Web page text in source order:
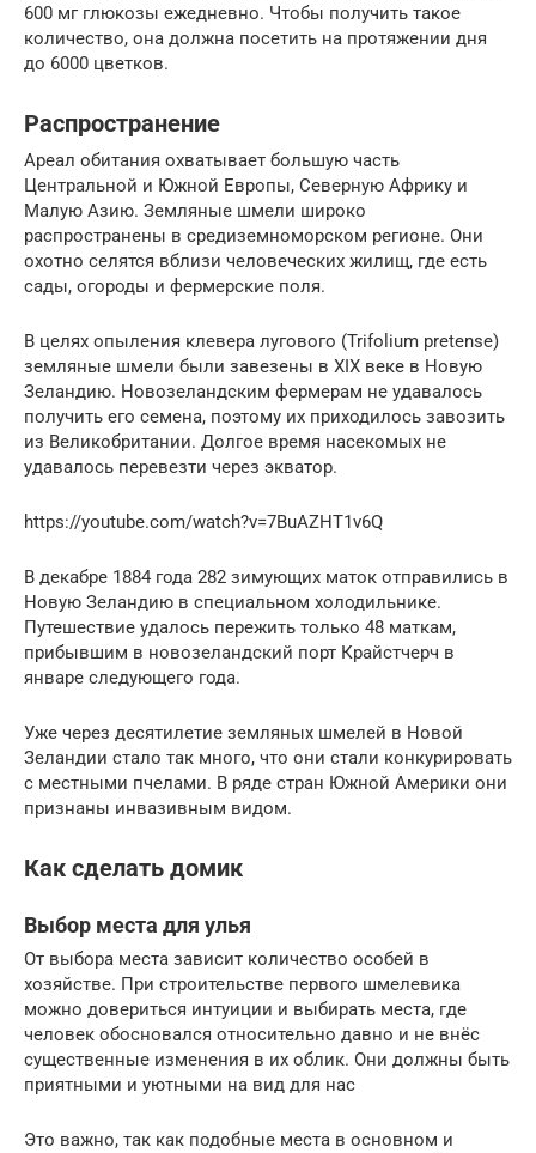
600 мг глюкозы ежедневно. Чтобы получить такое
количество, она должна посетить на протяжении дня
до 6000 цветков.
Распространение
Ареал обитания охватывает большую часть
Центральной и Южной Европы, Северную Африку и
Малую Азию. Земляные шмели широко
распространены в средиземноморском регионе. Они
охотно селятся вблизи человеческих жилищ, где есть
сады, огороды и фермерские поля.
В целях опыления клевера лугового (Trifolium pretense)
земляные шмели были завезены в XIX веке в Новую
Зеландию. Новозеландским фермерам не удавалось
получить его семена, поэтому их приходилось завозить
из Великобритании. Долгое время насекомых не
удавалось перевезти через экватор.
https://youtube.com/watch?v=7BuAZHT1v6Q
В декабре 1884 года 282 зимующих маток отправились в
Новую Зеландию в специальном холодильнике.
Путешествие удалось пережить только 48 маткам,
прибывшим в новозеландский порт Крайстчерч в
январе следующего года.
Уже через десятилетие земляных шмелей в Новой
Зеландии стало так много, что они стали конкурировать
с местными пчелами. В ряде стран Южной Америки они
признаны инвазивным видом.
Как сделать домик
Выбор места для улья
От выбора места зависит количество особей в
хозяйстве. При строительстве первого шмелевика
можно довериться интуиции и выбирать места, где
человек обосновался относительно давно и не внёс
существенные изменения в их облик. Они должны быть
приятными и уютными на вид для нас
Это важно, так как подобные места в основном и